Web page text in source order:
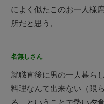
によく似たこのお一人様
所だと思う。
名無しさん
就職直後に男の一人暮ら
料理なんて出来ない（限